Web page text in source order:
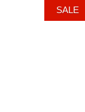
SALE